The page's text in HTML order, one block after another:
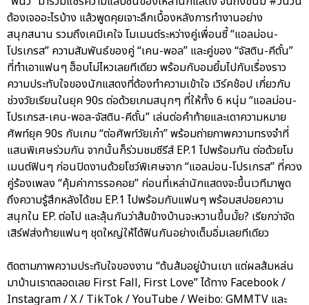
ต้องเจออะไรบ้าง แล้วพูดคุยเจาะลึกเบื้องหลังการทำงานอย่าง
สนุกสนาน รวมถึงเคมีเคใจ โมเมนต์ระหว่างคู่เพื่อนซี้ “แอลม่อน-
โปรเกรส” ความสัมพันธ์ของคู่ “เคน-พอล” และคู่ของ “จัสติน-คีตั้น”
ที่ทำเอาแฟนๆ ฮ็อบไม่ไหวเลยทีเดียว พร้อมกับอมยิ้มไปกับเรื่องราว
ความประทับใจของนักแสดงที่ต้องทำความเข้าใจ เวิร์คช้อป เกี่ยวกับ
ช่วงวัยเรียนในยุค 90s ต่อด้วยเกมสนุกๆ ที่ให้ทั้ง 6 หนุ่ม “แอลม่อน-
โปรเกรส-เคน-พอล-จัสติน-คีตั้น” เล่นต่อคำท้ายและเดาความหมาย
ศัพท์ยุค 90s กับเกม “ต่อศัพท์วัยเก๋า” พร้อมถ่ายภาพความทรงจำที่
แสนพิเศษร่วมกัน จากนั้นก็ร่วมชมซีรีส์ EP.1 ไปพร้อมกัน ต่อด้วยโม
เมนต์ฟินๆ ก่อนปิดงานด้วยโชว์พิเศษจาก “แอลม่อน-โปรเกรส” ที่ควง
คู่ร้องเพลง “คุ้มค่าการรอคอย” ก่อนที่เหล่านักแสดงจะขึ้นเวทีมาพูด
ถึงความรู้สึกหลังได้ชม EP.1 ไปพร้อมกับแฟนๆ พร้อมสปอยความ
สนุกใน EP. ต่อไป และลุ้นกันว่าส้มข้างบ้านจะหวานขึ้นมั้ย? เรียกว่าจัด
เสิร์ฟส่งท้ายแฟนๆ ชุดใหญ่ให้ได้ฟินกันอย่างเต็มอิ่มเลยทีเดียว
ติดตามภาพความประทับใจของงาน “ต้นส้มอยู่บ้านเขา แต่ผลส้มหล่น
มาบ้านเราตลอดเลย First Fall, First Love” ได้ทาง Facebook /
Instagram / X / TikTok / YouTube / Weibo: GMMTV และ